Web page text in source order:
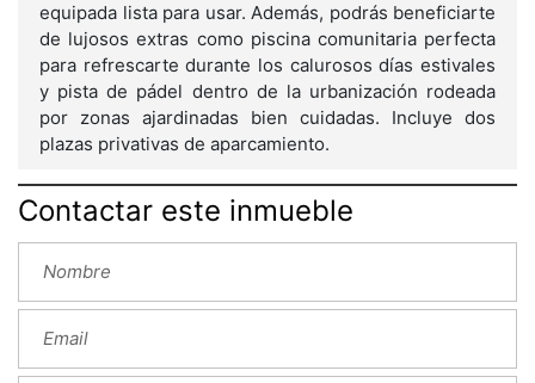
equipada lista para usar. Además, podrás beneficiarte
de lujosos extras como piscina comunitaria perfecta
para refrescarte durante los calurosos días estivales
y pista de pádel dentro de la urbanización rodeada
por zonas ajardinadas bien cuidadas. Incluye dos
plazas privativas de aparcamiento.
Contactar este inmueble